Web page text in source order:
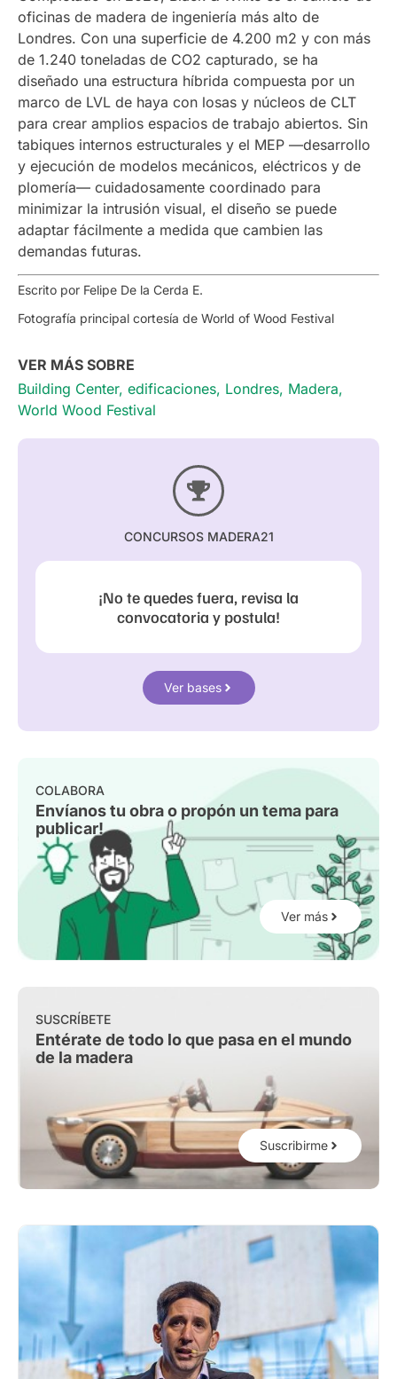
oficinas de madera de ingeniería más alto de
Londres. Con una superficie de 4.200 m2 y con más
de 1.240 toneladas de CO2 capturado, se ha
diseñado una estructura híbrida compuesta por un
marco de LVL de haya con losas y núcleos de CLT
para crear amplios espacios de trabajo abiertos. Sin
tabiques internos estructurales y el MEP —desarrollo
y ejecución de modelos mecánicos, eléctricos y de
plomería— cuidadosamente coordinado para
minimizar la intrusión visual, el diseño se puede
adaptar fácilmente a medida que cambien las
demandas futuras.
Escrito por Felipe De la Cerda E.
Fotografía principal cortesía de World of Wood Festival
VER MÁS SOBRE
Building Center, edificaciones, Londres, Madera,
World Wood Festival
CONCURSOS MADERA21
¡No te quedes fuera, revisa la
convocatoria y postula!
Ver bases
COLABORA
Envíanos tu obra o propón un tema para
publicar!
Ver más
SUSCRÍBETE
Entérate de todo lo que pasa en el mundo
de la madera
Suscribirme